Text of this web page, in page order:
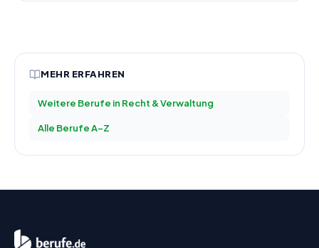
MEHR ERFAHREN
Weitere Berufe in Recht & Verwaltung
Alle Berufe A–Z